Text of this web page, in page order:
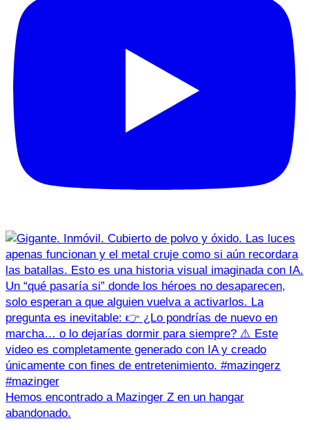
Hemos encontrado a Mazinger Z en un hangar
abandonado.